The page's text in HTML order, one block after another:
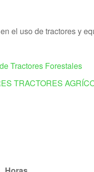
el uso de tractores y
Tractores Forestales
TRACTORES